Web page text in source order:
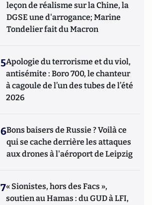
leçon de réalisme sur la Chine, la
DGSE une d'arrogance; Marine
Tondelier fait du Macron
5Apologie du terrorisme et du viol,
antisémite : Boro 700, le chanteur
à cagoule de l’un des tubes de l’été
2026
6Bons baisers de Russie ? Voilà ce
qui se cache derrière les attaques
aux drones à l'aéroport de Leipzig
7« Sionistes, hors des Facs »,
soutien au Hamas : du GUD à LFI,